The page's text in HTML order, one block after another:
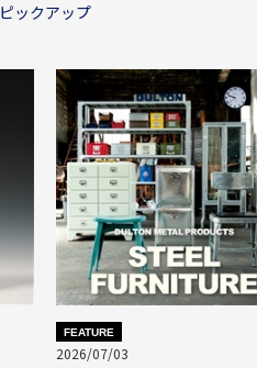
ピックアップ
FEATURE
2026/07/03